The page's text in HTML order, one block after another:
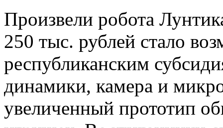
Произвели робота
250 тыс. рублей стало
республиканским
динамики, камера и
увеличенный прототип